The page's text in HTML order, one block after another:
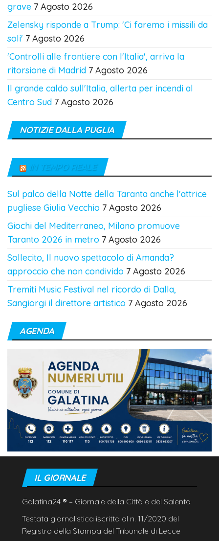
grave 7 Agosto 2026
Zelensky risponde a Trump: 'Ci faremo i missili da
soli' 7 Agosto 2026
'Controlli alle frontiere con l'Italia', arriva la
ritorsione di Madrid 7 Agosto 2026
Il grande caldo sull'Italia, allerta per incendi al
Centro Sud 7 Agosto 2026
NOTIZIE DALLA PUGLIA
IN TEMPO REALE
Sul palco della Notte della Taranta anche l'attrice
pugliese Giulia Vecchio 7 Agosto 2026
Giochi del Mediterraneo, Milano promuove
Taranto 2026 in metro 7 Agosto 2026
Sollecito, Il nuovo spettacolo di Amanda?
approccio che non condivido 7 Agosto 2026
Tremiti Music Festival nel ricordo di Dalla,
Sangiorgi il direttore artistico 7 Agosto 2026
AGENDA
IL GIORNALE
Galatina24 ® – Giornale della Città e del Salento
Testata giornalistica iscritta al n. 11/2020 del
Registro della Stampa del Tribunale di Lecce